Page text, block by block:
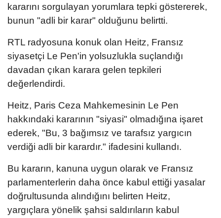
kararını sorgulayan yorumlara tepki göstererek,
bunun "adli bir karar" olduğunu belirtti.
RTL radyosuna konuk olan Heitz, Fransız
siyasetçi Le Pen'in yolsuzlukla suçlandığı
davadan çıkan karara gelen tepkileri
değerlendirdi.
Heitz, Paris Ceza Mahkemesinin Le Pen
hakkındaki kararının "siyasi" olmadığına işaret
ederek, "Bu, 3 bağımsız ve tarafsız yargıcın
verdiği adli bir karardır." ifadesini kullandı.
Bu kararın, kanuna uygun olarak ve Fransız
parlamenterlerin daha önce kabul ettiği yasalar
doğrultusunda alındığını belirten Heitz,
yargıçlara yönelik şahsi saldırıların kabul